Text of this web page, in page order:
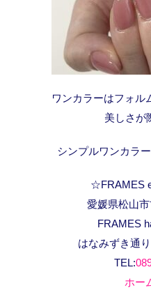
ワンカラーはフォル
美しさが
シンプルワンカラ
☆FRAMES
愛媛県松山
FRAMES
はなみずき通
TEL:
ホー